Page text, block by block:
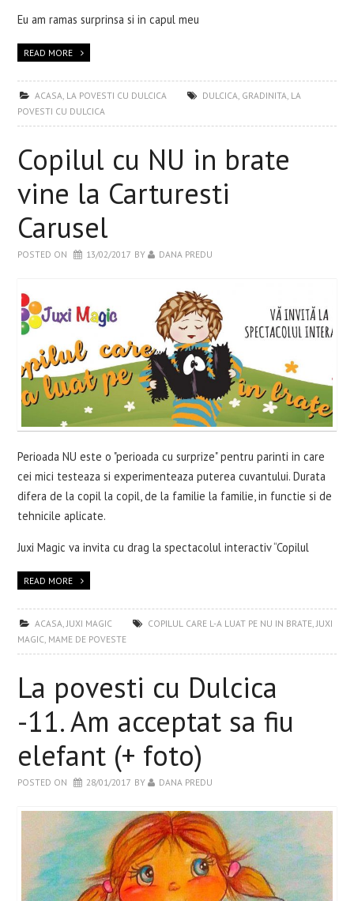
Eu am ramas surprinsa si in capul meu
READ MORE
ACASA, LA POVESTI CU DULCICA DULCICA, GRADINITA, LA
POVESTI CU DULCICA
Copilul cu NU in brate
vine la Carturesti
Carusel
POSTED ON 13/02/2017 BY DANA PREDU
Perioada NU este o "perioada cu surprize" pentru parinti in care
cei mici testeaza si experimenteaza puterea cuvantului. Durata
difera de la copil la copil, de la familie la familie, in functie si de
tehnicile aplicate.
Juxi Magic va invita cu drag la spectacolul interactiv “Copilul
READ MORE
ACASA JUXI MAGIC COPILUL CARE L-A LUAT PE NU IN BRATE JUXI
MAGIC MAME DE POVESTE
La povesti cu Dulcica
-11. Am acceptat sa fiu
elefant (+ foto)
POSTED ON 28/01/2017 BY DANA PREDU